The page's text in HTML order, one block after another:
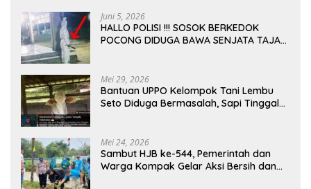
Juni 5, 2026
HALLO POLISI !!! SOSOK BERKEDOK
POCONG DIDUGA BAWA SENJATA TAJAM
Mei 29, 2026
Bantuan UPPO Kelompok Tani Lembu
Seto Diduga Bermasalah, Sapi Tinggal
Mei 24, 2026
Sambut HJB ke-544, Pemerintah dan
Warga Kompak Gelar Aksi Bersih dan